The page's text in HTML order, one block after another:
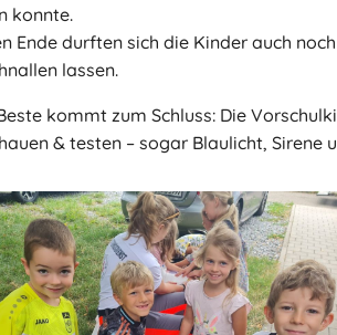
konnte.
Ende durften sich die Kinder auch
lassen.
kommt zum Schluss: Die
& testen – sogar Blaulicht, Sirene